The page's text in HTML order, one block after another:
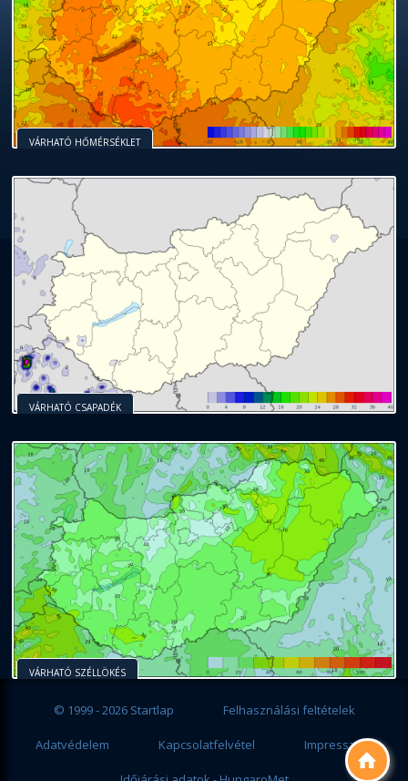

VÁRHATÓ HŐMÉRSÉKLET
VÁRHATÓ CSAPADÉK
VÁRHATÓ SZÉLLÖKÉS
© 1999 - 2026 Startlap Felhasználási feltételek
Adatvédelem Kapcsolatfelvétel Impresszum